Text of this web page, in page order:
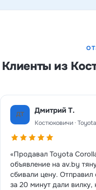
Клиенты из
ДТ Дмитрий Т.
Костюковичи ·
«Продавал Toyota
объявление на av.by
сбивали цену.
за 20 минут дали